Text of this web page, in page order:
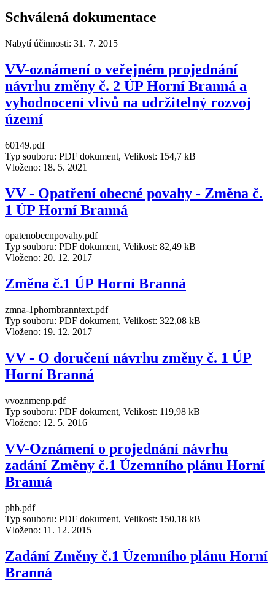
Schválená dokumentace
Nabytí účinnosti: 31. 7. 2015
VV-oznámení o veřejném projednání
návrhu změny č. 2 ÚP Horní Branná a
vyhodnocení vlivů na udržitelný rozvoj
území
60149.pdf
Typ souboru: PDF dokument, Velikost: 154,7 kB
Vloženo: 18. 5. 2021
VV - Opatření obecné povahy - Změna č.
1 ÚP Horní Branná
opatenobecnpovahy.pdf
Typ souboru: PDF dokument, Velikost: 82,49 kB
Vloženo: 20. 12. 2017
Změna č.1 ÚP Horní Branná
zmna-1phornbranntext.pdf
Typ souboru: PDF dokument, Velikost: 322,08 kB
Vloženo: 19. 12. 2017
VV - O doručení návrhu změny č. 1 ÚP
Horní Branná
vvoznmenp.pdf
Typ souboru: PDF dokument, Velikost: 119,98 kB
Vloženo: 12. 5. 2016
VV-Oznámení o projednání návrhu
zadání Změny č.1 Územního plánu Horní
Branná
phb.pdf
Typ souboru: PDF dokument, Velikost: 150,18 kB
Vloženo: 11. 12. 2015
Zadání Změny č.1 Územního plánu Horní
Branná